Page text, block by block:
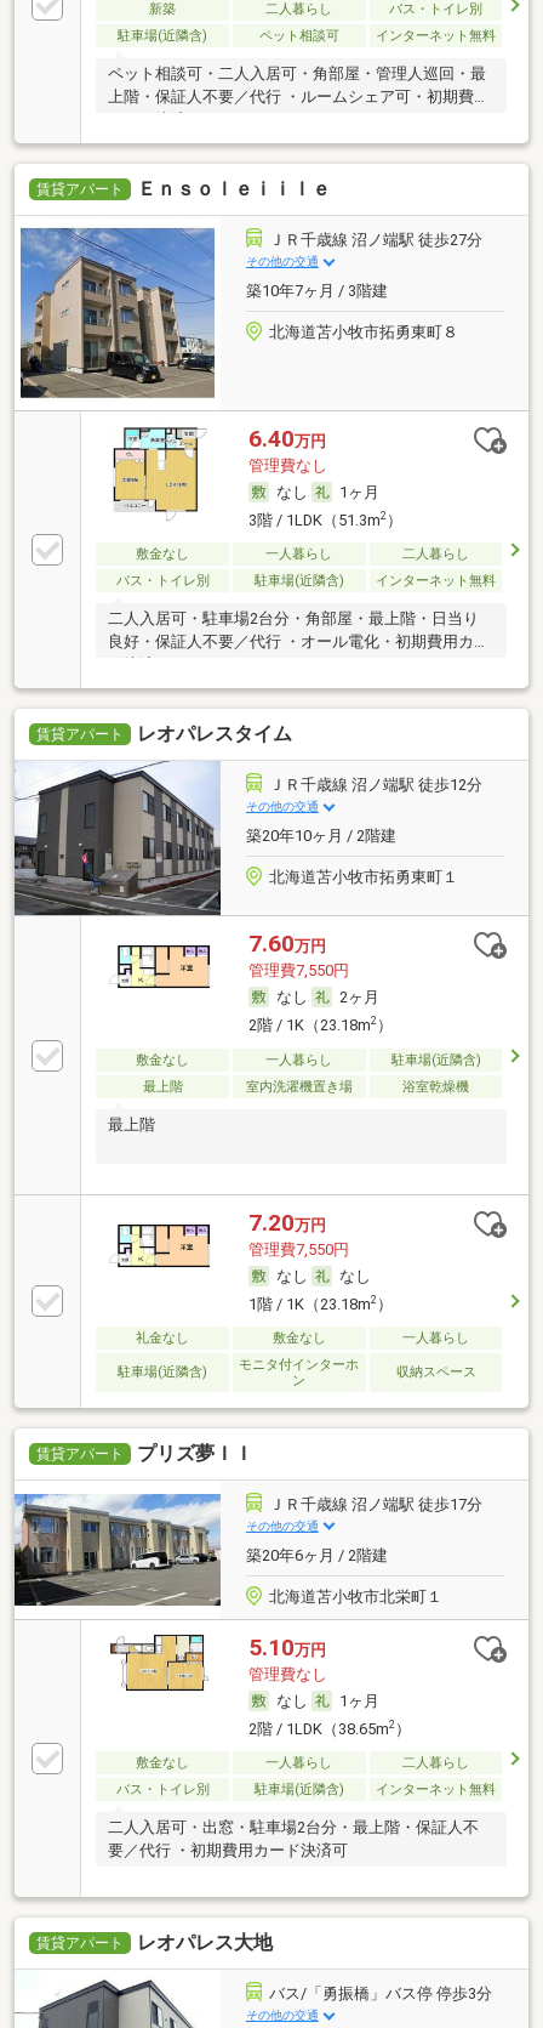
新築 二人暮らし
バス・トイレ別
駐車場(近隣含)
ペット相談可 インターネット無料
ペット相談可・二人入居可・角部屋・管理人巡回・最
上階・保証人不要／代行 ・ルームシェア可・初期費用
賃貸アパート Ｅｎｓｏｌｅｉｉｌｅ
ＪＲ千歳線 沼ノ端駅 徒歩27分
その他の交通
築10年7ヶ月 / 3階建
北海道苫小牧市拓勇東町８
6.40万円
管理費なし
なし
1ヶ月
3階 / 1LDK（51.3m2）
敷金なし 一人暮らし
二人暮らし
バス・トイレ別
駐車場(近隣含) インターネット無料
二人入居可・駐車場2台分・角部屋・最上階・日当り
良好・保証人不要／代行 ・オール電化・初期費用カー
賃貸アパート レオパレスタイム
ＪＲ千歳線 沼ノ端駅 徒歩12分
その他の交通
築20年10ヶ月 / 2階建
北海道苫小牧市拓勇東町１
7.60万円
管理費7,550円
なし
2ヶ月
2階 / 1K（23.18m2）
敷金なし 一人暮らし
駐車場(近隣含)
最上階
室内洗濯機置き場 浴室乾燥機
最上階
7.20万円
管理費7,550円
なし
なし
1階 / 1K（23.18m2）
礼金なし 敷金なし 一人暮らし
駐車場(近隣含)
モニタ付インターホ
ン
収納スペース
賃貸アパート プリズ夢ＩＩ
ＪＲ千歳線 沼ノ端駅 徒歩17分
その他の交通
築20年6ヶ月 / 2階建
北海道苫小牧市北栄町１
5.10万円
管理費なし
なし
1ヶ月
2階 / 1LDK（38.65m2）
敷金なし 一人暮らし
二人暮らし
バス・トイレ別
駐車場(近隣含) インターネット無料
二人入居可・出窓・駐車場2台分・最上階・保証人不
要／代行 ・初期費用カード決済可
賃貸アパート レオパレス大地
バス/「勇振橋」バス停 停歩3分
その他の交通